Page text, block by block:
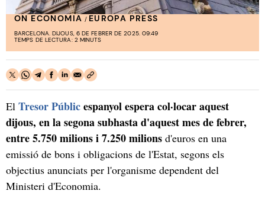
ON ECONOMIA / EUROPA PRESS
BARCELONA. DIJOUS, 6 DE FEBRER DE 2025. 09:49
TEMPS DE LECTURA: 2 MINUTS
El Tresor Públicespanyol espera col·locar aquest
dijous, en la segona subhasta d'aquest mes de febrer,
entre 5.750 milions i 7.250 milions d'euros en una
emissió de bons i obligacions de l'Estat, segons els
objectius anunciats per l'organisme dependent del
Ministeri d'Economia.